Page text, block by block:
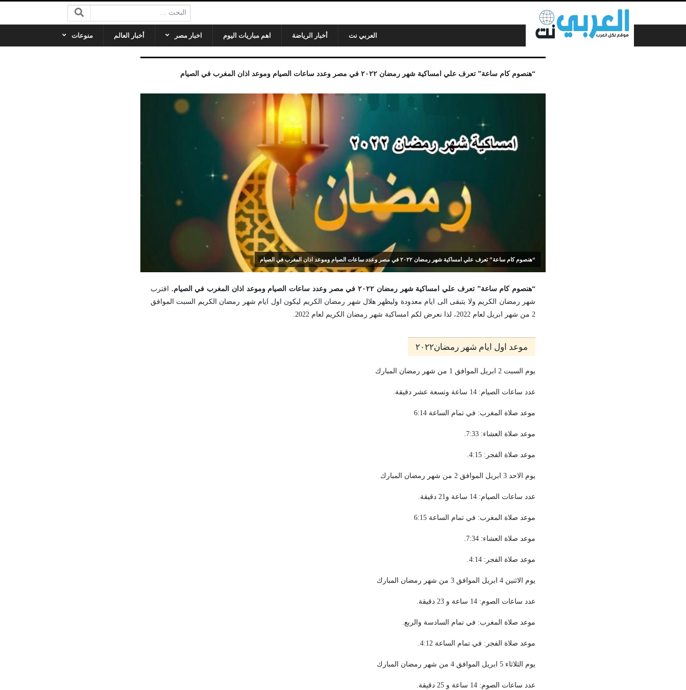
البحث:
العربي نت أخبار الرياضة اهم مباريات اليوم اخبار مصر أخبار العالم منوعات
“هنصوم كام ساعة” تعرف علي امساكية شهر رمضان ٢٠٢٢ في مصر وعدد ساعات الصيام وموعد اذان المغرب في الصيام
“هنصوم كام ساعة” تعرف علي امساكية شهر رمضان ٢٠٢٢ في مصر وعدد ساعات الصيام وموعد اذان المغرب في الصيام
“هنصوم كام ساعة” تعرف علي امساكية شهر رمضان ٢٠٢٢ في مصر وعدد ساعات الصيام وموعد اذان المغرب في الصيام.
اقترب
شهر رمضان الكريم ولا يتبقى الى ايام معدودة وليظهر هلال شهر رمضان الكريم ليكون اول ايام شهر رمضان الكريم السبت الموافق
2 من شهر ابريل لعام 2022، لذا نعرض لكم امساكية شهر رمضان الكريم لعام 2022.
موعد اول ايام شهر رمضان٢٠٢٢
يوم السبت 2 ابريل الموافق 1 من شهر رمضان المبارك
عدد ساعات الصيام: 14 ساعة وتسعة عشر دقيقة.
موعد صلاة المغرب: في تمام الساعة 6:14
موعد صلاة العشاء: 7:33.
موعد صلاة الفجر: 4:15.
يوم الاحد 3 ابريل الموافق 2 من شهر رمضان المبارك
عدد ساعات الصيام: 14 ساعة و21 دقيقة.
موعد صلاة المغرب: في تمام الساعة 6:15
موعد صلاة العشاء: 7:34.
موعد صلاة الفجر: 4:14.
يوم الاثنين 4 ابريل الموافق 3 من شهر رمضان المبارك
عدد ساعات الصوم: 14 ساعة و 23 دقيقة.
موعد صلاة المغرب: في تمام السادسة والربع.
موعد صلاة الفجر: في تمام الساعة 4:12.
يوم الثلاثاء 5 ابريل الموافق 4 من شهر رمضان المبارك
عدد ساعات الصوم: 14 ساعة و 25 دقيقة.